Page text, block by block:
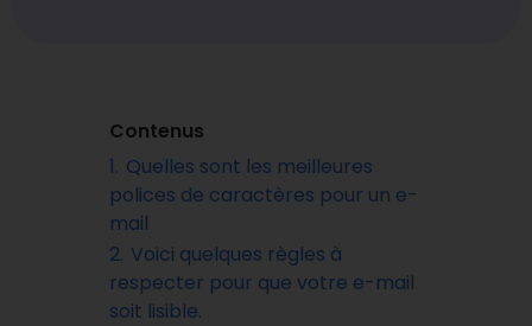
Contenus
1. Quelles sont les meilleures
polices de caractères pour un e-
mail
2. Voici quelques règles à
respecter pour que votre e-mail
soit lisible.